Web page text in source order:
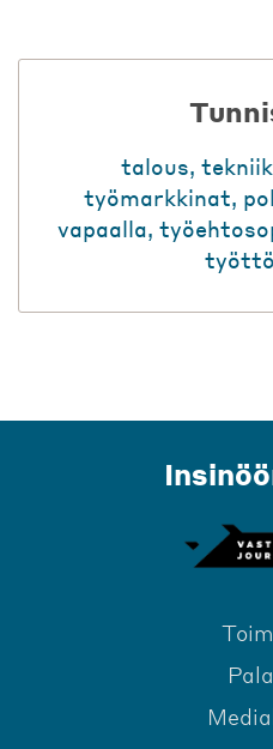
talous,
työmarkkinat,
vapaalla,